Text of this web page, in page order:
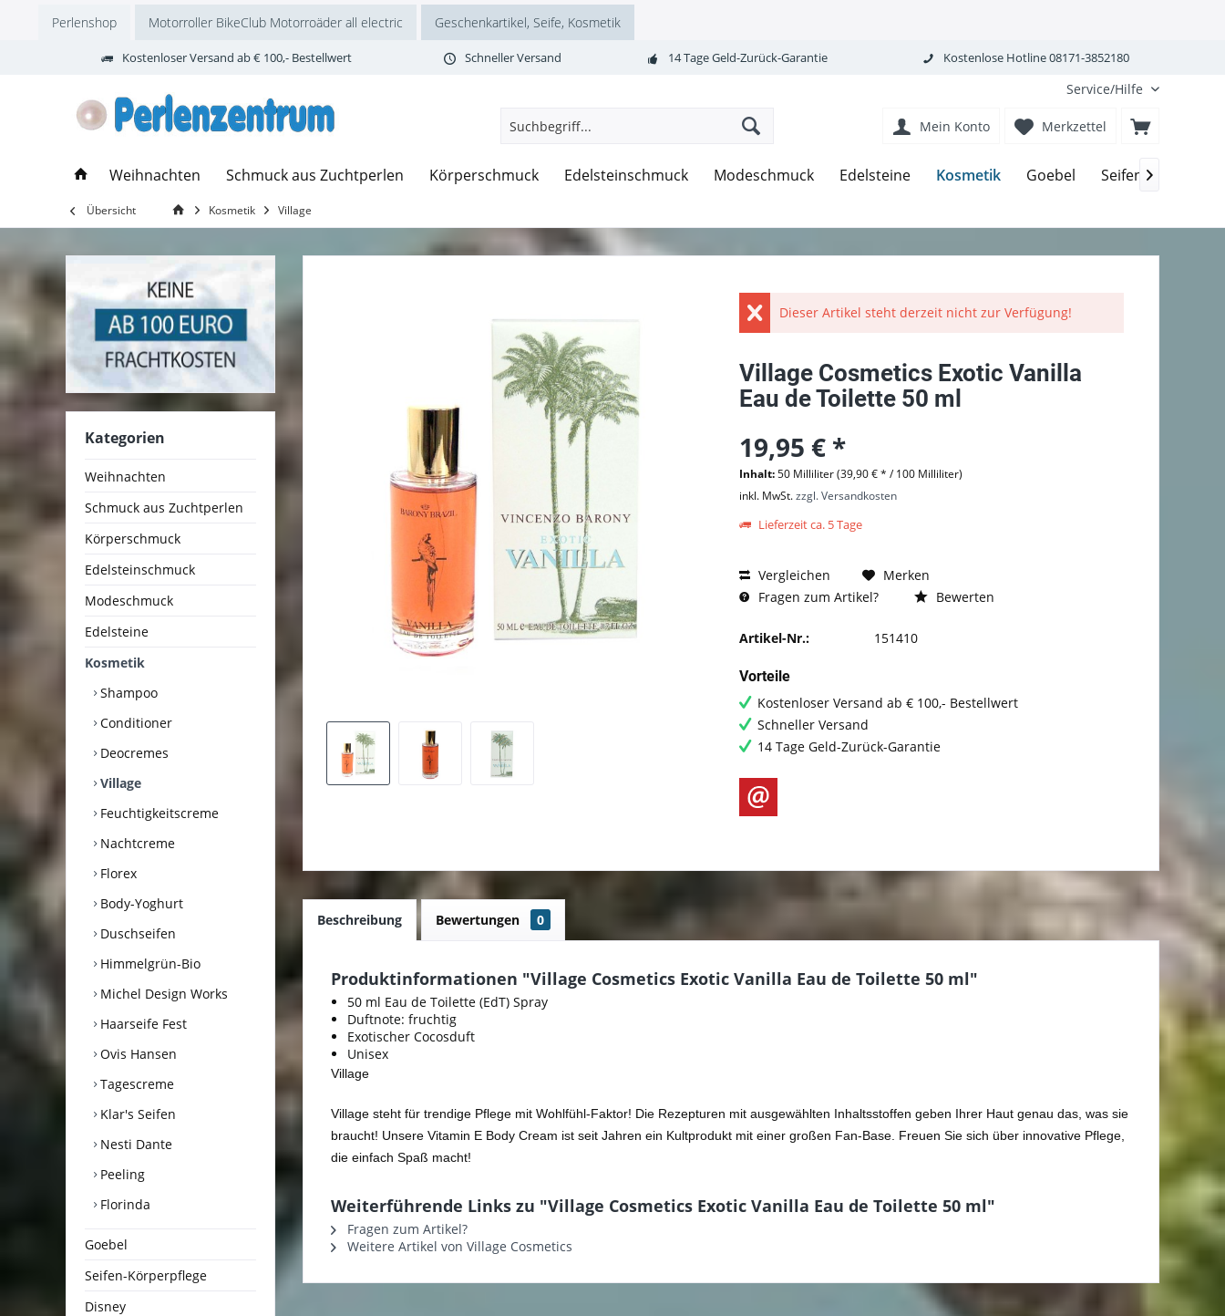
Perlenshop Motorroller BikeClub Motorroäder all electric Geschenkartikel, Seife, Kosmetik
Kostenloser Versand ab € 100,- Bestellwert Schneller Versand 14 Tage Geld-Zurück-Garantie Kostenlose Hotline 08171-3852180
Service/Hilfe
Merkzettel
Mein Konto
Weihnachten Schmuck aus Zuchtperlen Körperschmuck Edelsteinschmuck Modeschmuck Edelsteine Kosmetik Goebel Seifen-
Übersicht Kosmetik Village
Kategorien
Weihnachten
Schmuck aus Zuchtperlen
Körperschmuck
Edelsteinschmuck
Modeschmuck
Edelsteine
Kosmetik
Shampoo
Conditioner
Deocremes
Village
Feuchtigkeitscreme
Nachtcreme
Florex
Body-Yoghurt
Duschseifen
Himmelgrün-Bio
Michel Design Works
Haarseife Fest
Ovis Hansen
Tagescreme
Klar's Seifen
Nesti Dante
Peeling
Florinda
Goebel
Seifen-Körperpflege
Disney
Dieser Artikel steht derzeit nicht zur Verfügung!
Village Cosmetics Exotic Vanilla
Eau de Toilette 50 ml
19,95 € *
Inhalt:50 Milliliter (39,90 € * / 100 Milliliter)
inkl. MwSt.zzgl. Versandkosten
Lieferzeit ca. 5 Tage
Vergleichen
Merken
Fragen zum Artikel?
Bewerten
Artikel-Nr.: 151410
Vorteile
Kostenloser Versand ab € 100,- Bestellwert
Schneller Versand
14 Tage Geld-Zurück-Garantie
Beschreibung Bewertungen 0
Produktinformationen "Village Cosmetics Exotic Vanilla Eau de Toilette 50 ml"
50 ml Eau de Toilette (EdT) Spray
Duftnote: fruchtig
Exotischer Cocosduft
Unisex
Village
Village steht für trendige Pflege mit Wohlfühl-Faktor! Die Rezepturen mit ausgewählten Inhaltsstoffen geben Ihrer Haut genau das, was sie
braucht! Unsere Vitamin E Body Cream ist seit Jahren ein Kultprodukt mit einer großen Fan-Base. Freuen Sie sich über innovative Pflege,
die einfach Spaß macht!
Weiterführende Links zu "Village Cosmetics Exotic Vanilla Eau de Toilette 50 ml"
Fragen zum Artikel?
Weitere Artikel von Village Cosmetics